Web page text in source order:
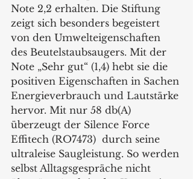
Note 2,2 erhalten. Die Stiftung
zeigt sich besonders begeistert
von den Umwelteigenschaften
des Beutelstaubsaugers. Mit der
Note „Sehr gut“ (1,4) hebt sie die
positiven Eigenschaften in Sachen
Energieverbrauch und Lautstärke
hervor. Mit nur 58 db(A)
überzeugt der Silence Force
Effitech (RO7473)  durch seine
ultraleise Saugleistung. So werden
selbst Alltagsgespräche nicht